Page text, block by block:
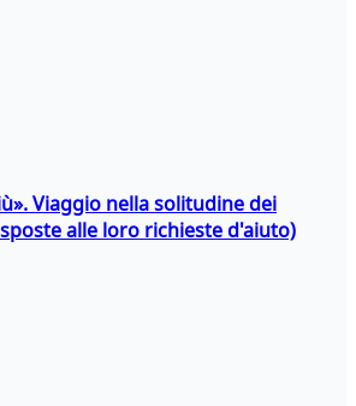
Viaggio nella solitudine dei
alle loro richieste d'aiuto)